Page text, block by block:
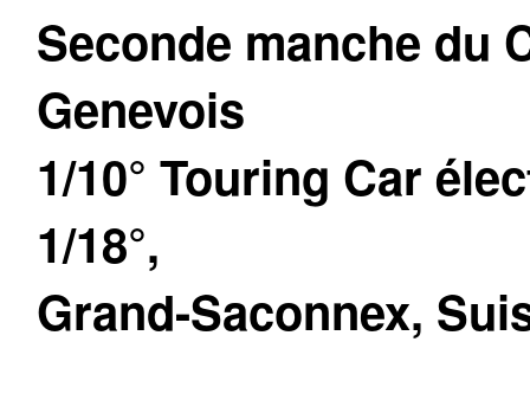
Seconde manche du
Genevois
1/10° Touring Car
1/18°,
Grand-Saconnex,